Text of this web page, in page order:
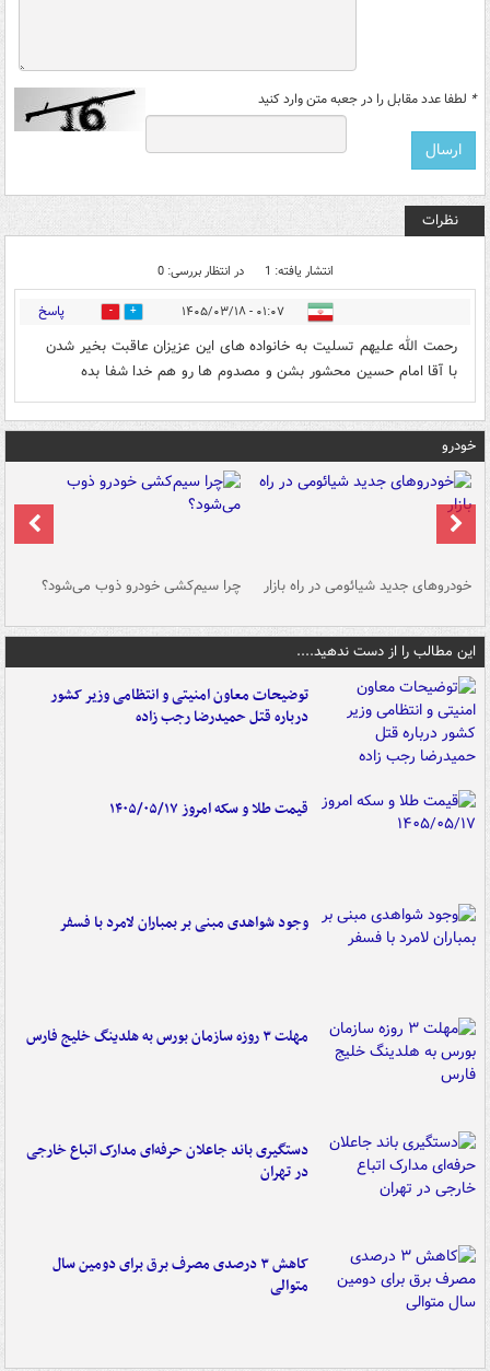
* لطفا عدد مقابل را در جعبه متن وارد کنید
نظرات
انتشار یافته: 1 در انتظار بررسی: 0
۰۱:۰۷ - ۱۴۰۵/۰۳/۱۸ 0 پاسخ
رحمت الله علیهم تسلیت به خانواده های این عزیزان عاقبت بخیر شدن
با آقا امام حسین محشور بشن و مصدوم ها رو هم خدا شفا بده
خودرو
خودروهای جدید شیائومی در راه بازار چرا سیم‌کشی خودرو ذوب می‌شود؟
این مطالب را از دست ندهید....
توضیحات معاون امنیتی و انتظامی وزیر کشور
درباره قتل حمیدرضا رجب زاده
قیمت طلا و سکه امروز ۱۴۰۵/۰۵/۱۷
وجود شواهدی مبنی بر بمباران لامرد با فسفر
مهلت ۳ روزه سازمان بورس به هلدینگ خلیج فارس
دستگیری باند جاعلان حرفه‌ای مدارک اتباع خارجی
در تهران
کاهش ۳ درصدی مصرف برق برای دومین سال
متوالی